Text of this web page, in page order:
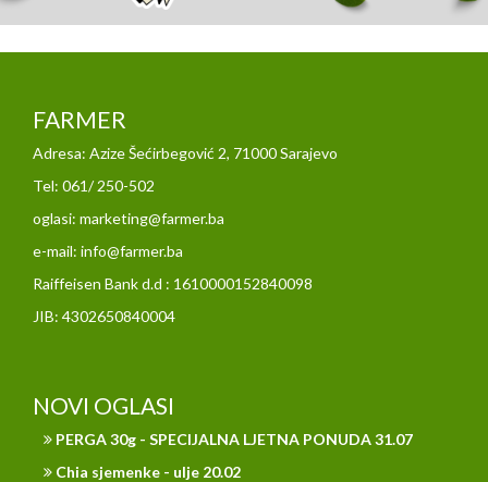
FARMER
Adresa: Azize Šećirbegović 2, 71000 Sarajevo
Tel: 061/ 250-502
oglasi: marketing@farmer.ba
e-mail: info@farmer.ba
Raiffeisen Bank d.d : 1610000152840098
JIB: 4302650840004
NOVI OGLASI
PERGA 30g - SPECIJALNA LJETNA PONUDA 31.07
Chia sjemenke - ulje 20.02